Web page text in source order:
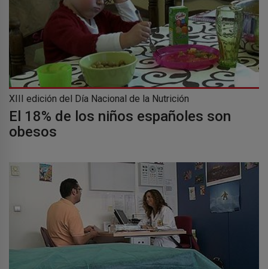
XIII edición del Día Nacional de la Nutrición
El 18% de los niños españoles son
obesos